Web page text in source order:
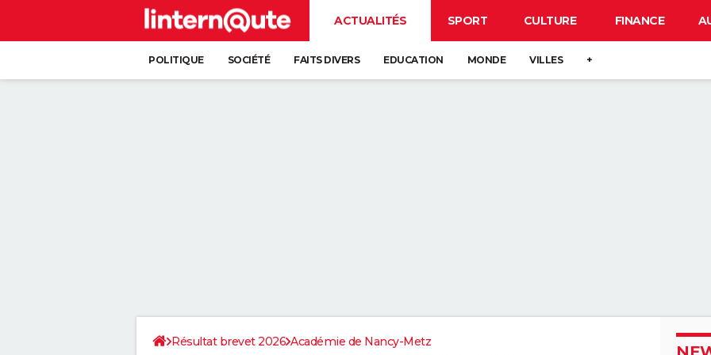
ACTUALITÉS SPORT CULTURE FINANCE
POLITIQUE SOCIÉTÉ FAITS DIVERS EDUCATION MONDE VILLES +
Résultat brevet 2026 Académie de Nancy-Metz